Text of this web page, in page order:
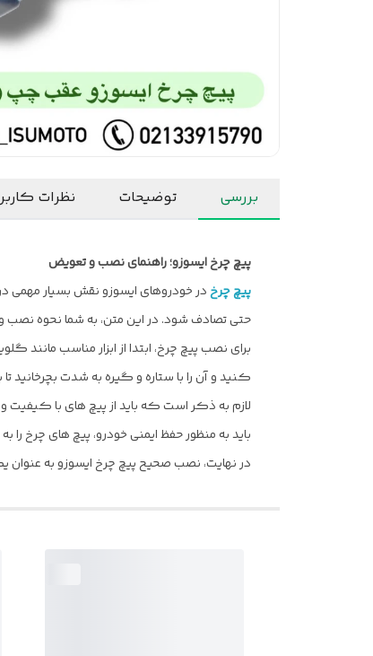
بررسی توضیحات نظرات
پیچ چرخ ایسوزو؛ راهنمای نصب و تعویض
پیچ چرخدر خودروهای ایسوزو نقش بسیار
حتی تصادف شود. در این متن، به شما نحوه نصب
برای نصب پیچ چرخ، ابتدا از ابزار مناسب
کنید و آن را با ستاره و گیره به شدت بچرخانید
لازم به ذکر است که باید از پیچ های با کیفیت
باید به منظور حفظ ایمنی خودرو، پیچ های چرخ را
در نهایت، نصب صحیح پیچ چرخ ایسوزو به